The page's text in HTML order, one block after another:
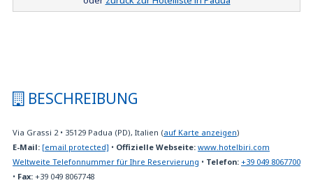
BESCHREIBUNG
Via Grassi 2 • 35129 Padua (PD), Italien (auf Karte anzeigen)
E-Mail: [email protected] • Offizielle Webseite: www.hotelbiri.com
Weltweite Telefonnummer für Ihre Reservierung • Telefon: +39 049 8067700
• Fax: +39 049 8067748